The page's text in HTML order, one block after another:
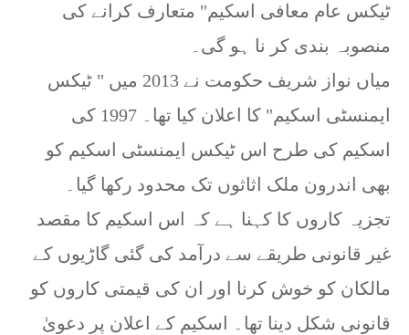
ٹیکس عام معافی اسکیم" متعارف کرانے کی
منصوبہ بندی کر نا ہو گی۔
میاں نواز شریف حکومت نے 2013 میں " ٹیکس
ایمنسٹی اسکیم" کا اعلان کیا تھا۔ 1997 کی
اسکیم کی طرح اس ٹیکس ایمنسٹی اسکیم کو
بھی اندرون ملک اثاثوں تک محدود رکھا گیا۔
تجزیہ کاروں کا کہنا ہے کہ اس اسکیم کا مقصد
غیر قانونی طریقے سے درآمد کی گئی گاڑیوں کے
مالکان کو خوش کرنا اور ان کی قیمتی کاروں کو
قانونی شکل دینا تھا۔ اسکیم کے اعلان پر دعویٰ